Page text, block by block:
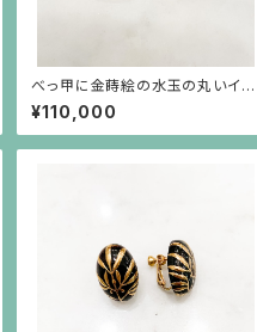
べっ甲に金蒔絵の水玉の丸いイヤ
リング
¥110,000